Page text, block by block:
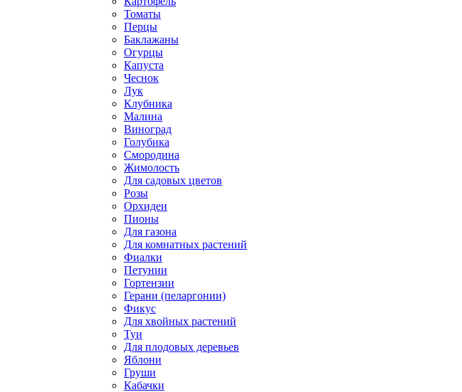
Томаты
Перцы
Баклажаны
Огурцы
Капуста
Чеснок
Лук
Клубника
Малина
Виноград
Голубика
Смородина
Жимолость
Для садовых цветов
Розы
Орхидеи
Пионы
Для газона
Для комнатных растений
Фиалки
Петунии
Гортензии
Герани (пеларгонии)
Фикус
Для хвойных растений
Туи
Для плодовых деревьев
Яблони
Груши
Кабачки